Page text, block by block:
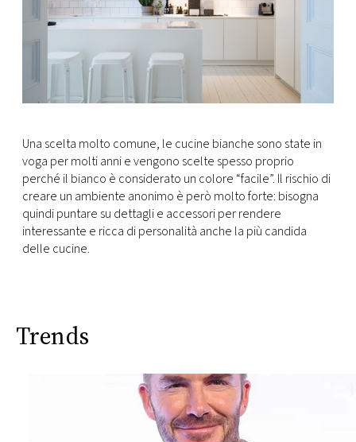
Una scelta molto comune, le cucine bianche sono state in
voga per molti anni e vengono scelte spesso proprio
perché il bianco è considerato un colore “facile”. Il rischio di
creare un ambiente anonimo è però molto forte: bisogna
quindi puntare su dettagli e accessori per rendere
interessante e ricca di personalità anche la più candida
delle cucine.
Trends